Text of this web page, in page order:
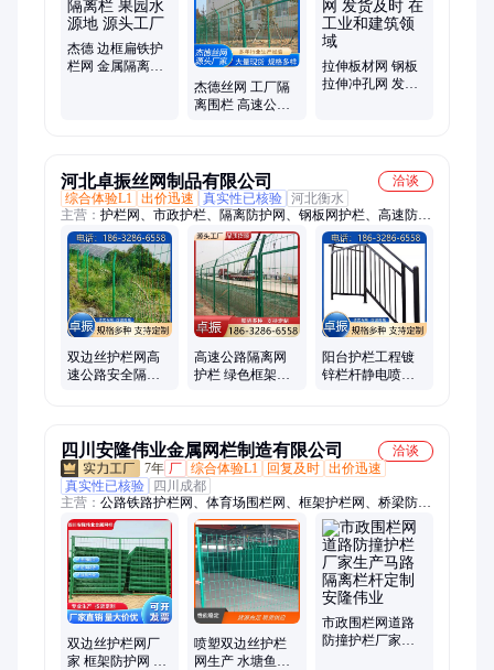
杰德 边框扁铁护
栏网 金属隔离栏
杰德丝网 工厂隔
离围栏 高速公路
拉伸板材网 钢板
拉伸冲孔网 发货
河北卓振丝网制品有限公司
洽谈
综合体验L1 出价迅速 真实性已核验 河北衡水
主营： 护栏网、市政护栏、隔离防护网、钢板网护栏、高速防眩
网、安全警示护栏、金属密纹护栏、市政道路护栏、高速公路隔
离带
双边丝护栏网高
速公路安全隔离
高速公路隔离网
护栏 绿色框架护
阳台护栏工程镀
锌栏杆静电喷涂
四川安隆伟业金属网栏制造有限公司
洽谈
7年 厂 综合体验L1 回复及时 出价迅速
真实性已核验
四川成都
主营： 公路铁路护栏网、体育场围栏网、框架护栏网、桥梁防抛
网、工地防护网、球场勾花护栏网、井口防护网、边框护栏网、
锌钢护栏网、机场护栏网、双边护栏网、基坑临时护栏网、铁丝
钢丝网、SNS边坡防护网、勾花网、护栏网、主动被动防护网、
车间仓库隔离网、道路隔离网、防爬伞、小区围栏、树木支撑杆
双边丝护栏网厂
家 框架防护网 高
喷塑双边丝护栏
网生产 水塘鱼塘
市政围栏网道路
防撞护栏厂家生